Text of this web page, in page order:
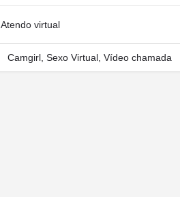
Atendo virtual
Camgirl, Sexo Virtual, Vídeo chamada